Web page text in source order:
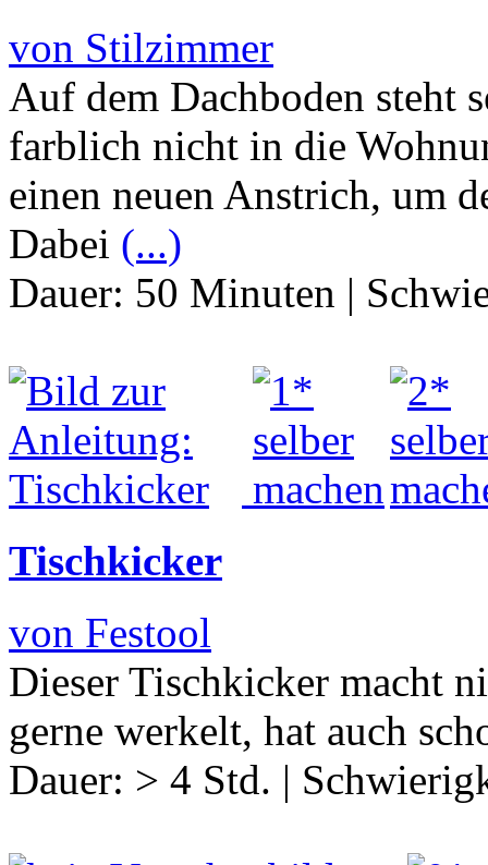
von Stilzimmer
Auf dem Dachboden steht
farblich nicht in die
einen neuen Anstrich, um
Dabei (...)
Dauer: 50 Minuten |
Tischkicker
von Festool
Dieser Tischkicker macht
gerne werkelt, hat auch
Dauer: > 4 Std. |